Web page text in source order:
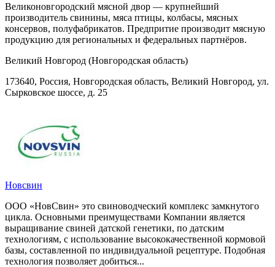
Великоновгородский мясной двор — крупнейший
производитель свинины, мяса птицы, колбасы, мясных
консервов, полуфабрикатов. Предпритие производит мясную
продукцию для региональных и федеральных партнёров.
Великий Новгород (Новгородская область)
173640, Россия, Новгородская область, Великий Новгород, ул.
Сырковское шоссе, д. 25
Новсвин
ООО «НовСвин» это свиноводческий комплекс замкнутого
цикла. Основными преимуществами Компании является
выращивание свиней датской генетики, по датским
технологиям, с использование высококачественной кормовой
базы, составленной по индивидуальной рецептуре. Подобная
технология позволяет добиться...